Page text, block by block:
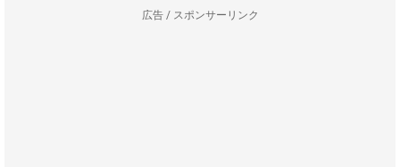
広告 / スポンサーリンク